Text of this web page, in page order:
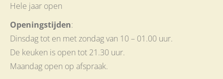
Hele jaar open
Openingstijden:
Dinsdag tot en met zondag van 10 – 01.00 uur.
De keuken is open tot 21.30 uur.
Maandag open op afspraak.